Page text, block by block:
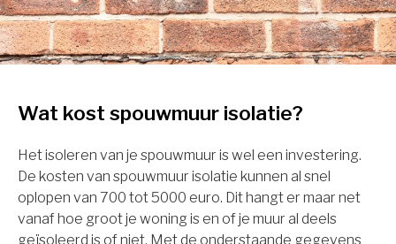
Wat kost spouwmuur isolatie?
Het isoleren van je spouwmuur is wel een investering.
De kosten van spouwmuur isolatie kunnen al snel
oplopen van 700 tot 5000 euro. Dit hangt er maar net
vanaf hoe groot je woning is en of je muur al deels
geïsoleerd is of niet. Met de onderstaande gegevens